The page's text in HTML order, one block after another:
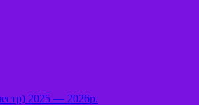
2025 — 2026р.